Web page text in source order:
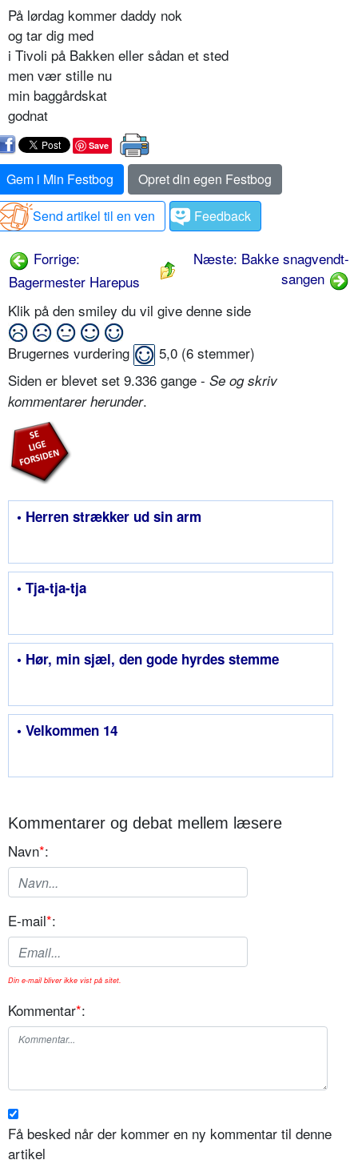
På lørdag kommer daddy nok
og tar dig med
i Tivoli på Bakken eller sådan et sted
men vær stille nu
min baggårdskat
godnat
Save
Gem i Min Festbog
Opret din egen Festbog
Send artikel til en ven
Feedback
Forrige:
Bagermester Harepus
Næste: Bakke snagvendt-
sangen
Klik på den smiley du vil give denne side
Brugernes vurdering 5,0 (6 stemmer)
Siden er blevet set 9.336 gange - Se og skriv
kommentarer herunder.
• Herren strækker ud sin arm
• Tja-tja-tja
• Hør, min sjæl, den gode hyrdes stemme
• Velkommen 14
Kommentarer og debat mellem læsere
Navn*:
E-mail*:
Din e-mail bliver ikke vist på sitet.
Kommentar*:
Få besked når der kommer en ny kommentar til denne
artikel